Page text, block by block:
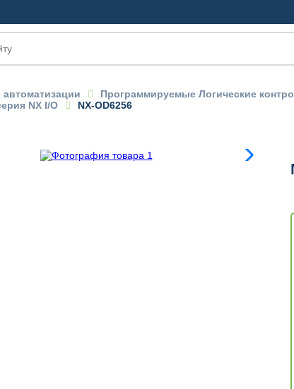
Программируемые Логические
NX I/O
NX-OD6256